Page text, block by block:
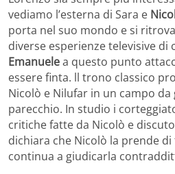
vediamo l’esterna di Sara e
porta nel suo mondo e si
diverse esperienze televisive
Emanuelea questo punto
essere finta. ll trono classico
Nicolò e Nilufar in un campo
parecchio. In studio i
critiche fatte da Nicolò e
dichiara che Nicolò la prende
continua a giudicarla